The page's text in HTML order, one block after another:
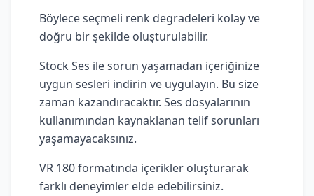
Böylece seçmeli renk degradeleri kolay ve
doğru bir şekilde oluşturulabilir.
Stock Ses ile sorun yaşamadan içeriğinize
uygun sesleri indirin ve uygulayın. Bu size
zaman kazandıracaktır. Ses dosyalarının
kullanımından kaynaklanan telif sorunları
yaşamayacaksınız.
VR 180 formatında içerikler oluşturarak
farklı deneyimler elde edebilirsiniz.